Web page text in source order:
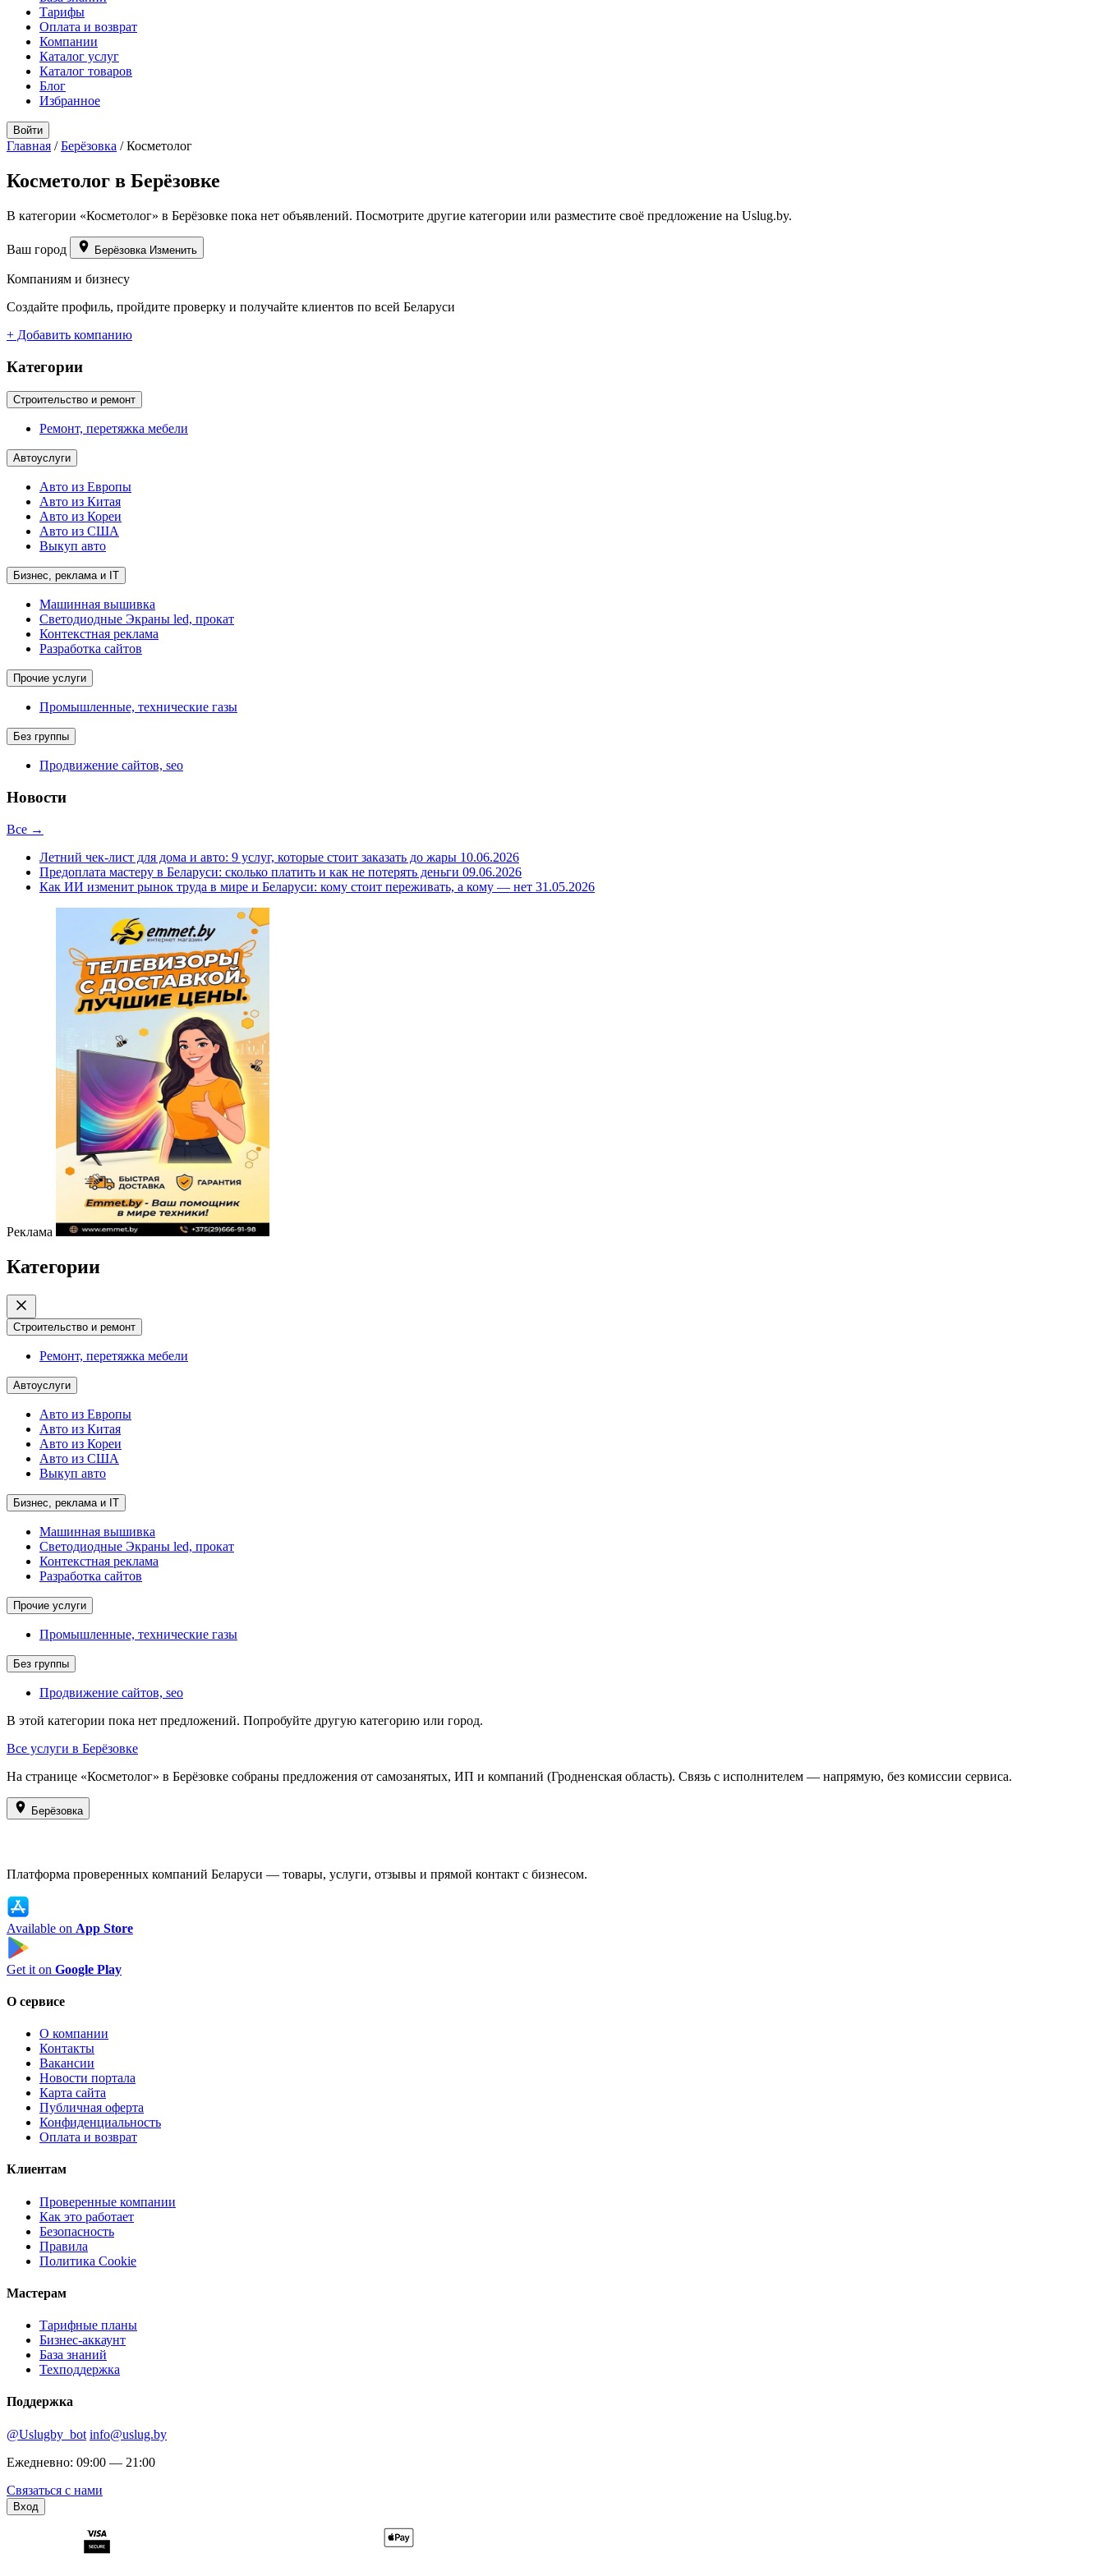
Тарифы
Оплата и возврат
Компании
Каталог услуг
Каталог товаров
Блог
Избранное
Войти
Главная / Берёзовка / Косметолог
Косметолог в Берёзовке
В категории «Косметолог» в Берёзовке пока нет объявлений. Посмотрите другие категории или разместите своё предложение на Uslug.by.
Ваш город Берёзовка Изменить
Компаниям и бизнесу
Создайте профиль, пройдите проверку и получайте клиентов по всей Беларуси
+ Добавить компанию
Категории
Строительство и ремонт
Ремонт, перетяжка мебели
Автоуслуги
Авто из Европы
Авто из Китая
Авто из Кореи
Авто из США
Выкуп авто
Бизнес, реклама и IT
Машинная вышивка
Светодиодные Экраны led, прокат
Контекстная реклама
Разработка сайтов
Прочие услуги
Промышленные, технические газы
Без группы
Продвижение сайтов, seo
Новости
Все →
Летний чек-лист для дома и авто: 9 услуг, которые стоит заказать до жары 10.06.2026
Предоплата мастеру в Беларуси: сколько платить и как не потерять деньги 09.06.2026
Как ИИ изменит рынок труда в мире и Беларуси: кому стоит переживать, а кому — нет 31.05.2026
Реклама
Категории
Строительство и ремонт
Ремонт, перетяжка мебели
Автоуслуги
Авто из Европы
Авто из Китая
Авто из Кореи
Авто из США
Выкуп авто
Бизнес, реклама и IT
Машинная вышивка
Светодиодные Экраны led, прокат
Контекстная реклама
Разработка сайтов
Прочие услуги
Промышленные, технические газы
Без группы
Продвижение сайтов, seo
В этой категории пока нет предложений. Попробуйте другую категорию или город.
Все услуги в Берёзовке
На странице «Косметолог» в Берёзовке собраны предложения от самозанятых, ИП и компаний (Гродненская область). Связь с исполнителем — напрямую, без комиссии сервиса.
Берёзовка
Платформа проверенных компаний Беларуси — товары, услуги, отзывы и прямой контакт с бизнесом.
Available on App Store
Get it on Google Play
О сервисе
О компании
Контакты
Вакансии
Новости портала
Карта сайта
Публичная оферта
Конфиденциальность
Оплата и возврат
Клиентам
Проверенные компании
Как это работает
Безопасность
Правила
Политика Cookie
Мастерам
Тарифные планы
Бизнес-аккаунт
База знаний
Техподдержка
Поддержка
@Uslugby_bot info@uslug.by
Ежедневно: 09:00 — 21:00
Связаться с нами
Вход